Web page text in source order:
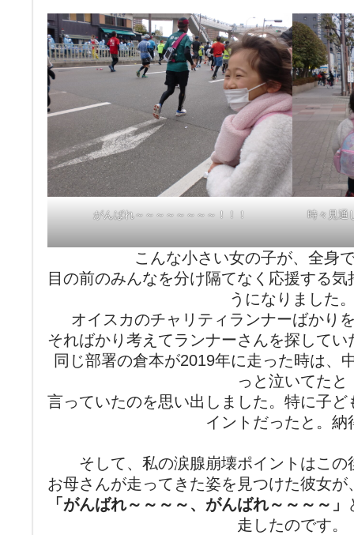
がんばれ～～～～～～～～！！！ 時々見通
こんな小さい女の子が、全身
目の前のみんなを分け隔てなく応援する
うになりました
オイスカのチャリティランナーばかり
そればかり考えてランナーさんを探して
同じ部署の倉本が2019年に走った時は、
っと泣いてたと
言っていたのを思い出しました。特に子
イントだったと。納
そして、私の涙腺崩壊ポイントはこ
お母さんが走ってきた姿を見つけた彼女
「がんばれ～～～～、がんばれ～～～～」
走したのです。